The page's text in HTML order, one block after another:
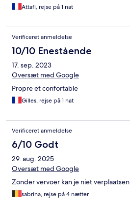
Attafi, rejse på 1 nat
Verificeret anmeldelse
10/10 Enestående
17. sep. 2023
Oversæt med Google
Propre et confortable
Gilles, rejse på 1 nat
Verificeret anmeldelse
6/10 Godt
29. aug. 2025
Oversæt med Google
Zonder vervoer kan je niet
sabrina, rejse på 4 nætter